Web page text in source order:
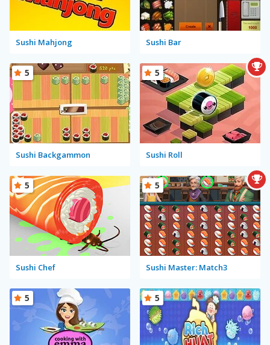
Sushi Mahjong Sushi Bar
Sushi Backgammon
5
Sushi Roll
5
Sushi Chef
5
Sushi Master: Match3
5
5 5